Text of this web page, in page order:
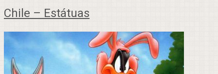
Chile – Estátuas